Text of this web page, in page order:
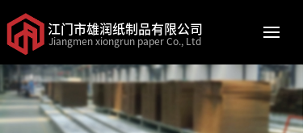
江门市雄润纸制品有限公司
Jiangmen xiongrun paper Co., Ltd